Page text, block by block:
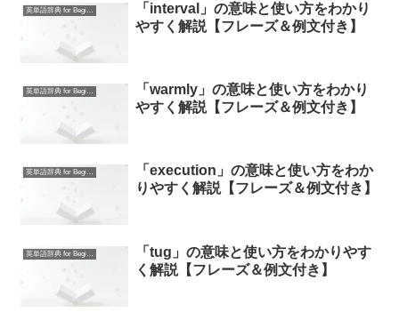
英単語辞典 for Beginners
「interval」の意味と使い方をわかり
やすく解説【フレーズ＆例文付き】
英単語辞典 for Beginners
「warmly」の意味と使い方をわかり
やすく解説【フレーズ＆例文付き】
英単語辞典 for Beginners
「execution」の意味と使い方をわか
りやすく解説【フレーズ＆例文付き】
英単語辞典 for Beginners
「tug」の意味と使い方をわかりやす
く解説【フレーズ＆例文付き】